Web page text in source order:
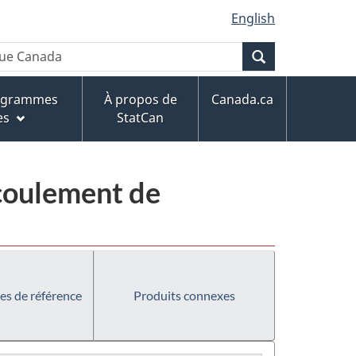
English
À propos de
StatCan
Canada.ca
de
de référence Produits connexes